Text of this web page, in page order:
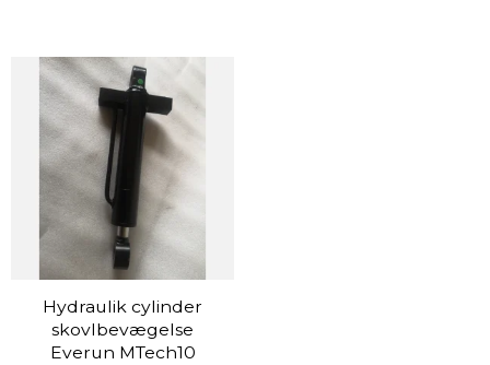
Hydraulik cylinder
skovlbevægelse
Everun MTech10